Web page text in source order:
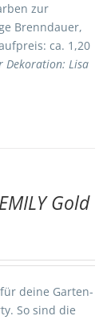
zur
Brenndauer,
ca. 1,20
Dekoration: Lisa
Gold
deine Garten-
So sind die